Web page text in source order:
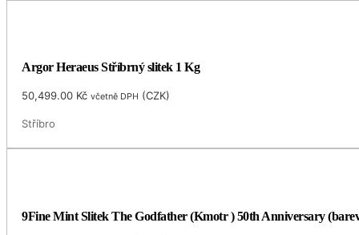
Argor Heraeus Stříbrný slitek 1 Kg
50,499.00 Kč včetně DPH (CZK)
Stříbro
9Fine Mint Slitek The Godfather (Kmotr ) 50th Anniversary